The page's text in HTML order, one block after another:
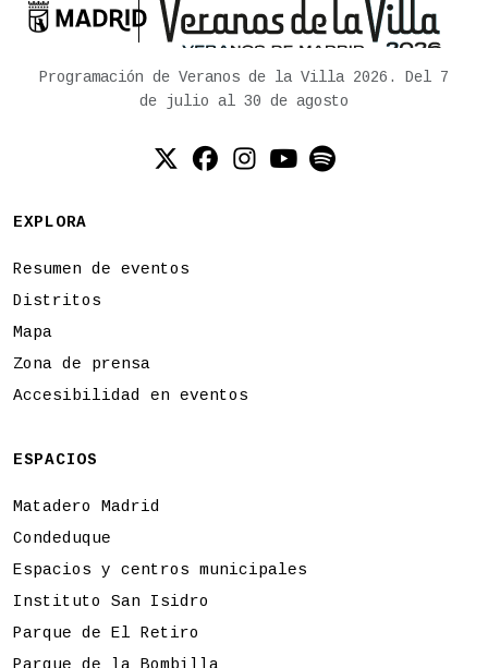

Ayuntamiento de Madrid
Programación de Veranos de la Villa 2026. Del 7
de julio al 30 de agosto
Twitter (X)
Facebook
Instagram
YouTube
Spotify
EXPLORA
Resumen de eventos
Distritos
Mapa
Zona de prensa
Accesibilidad en eventos
ESPACIOS
Matadero Madrid
Condeduque
Espacios y centros municipales
Instituto San Isidro
Parque de El Retiro